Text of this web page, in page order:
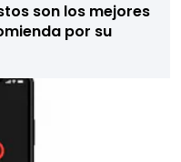
son los mejores
por su